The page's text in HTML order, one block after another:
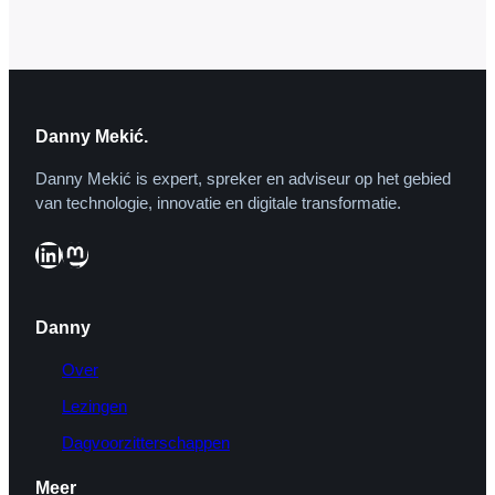
kunnen maken op de…
Danny Mekić.
Danny Mekić is expert, spreker en adviseur op het gebied
van technologie, innovatie en digitale transformatie.
LinkedIn Mastodon
Danny
Over
Lezingen
Dagvoorzitterschappen
Meer